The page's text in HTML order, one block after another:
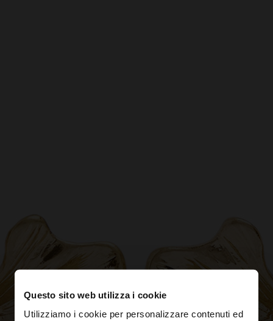
Questo sito web utilizza i cookie
Utilizziamo i cookie per personalizzare contenuti ed